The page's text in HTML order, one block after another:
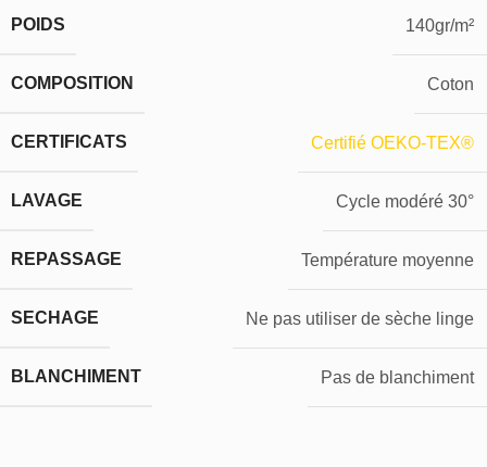
POIDS 140gr/m²
COMPOSITION Coton
CERTIFICATS Certifié OEKO-TEX®
LAVAGE Cycle modéré 30°
REPASSAGE Température moyenne
SECHAGE Ne pas utiliser de sèche linge
BLANCHIMENT Pas de blanchiment